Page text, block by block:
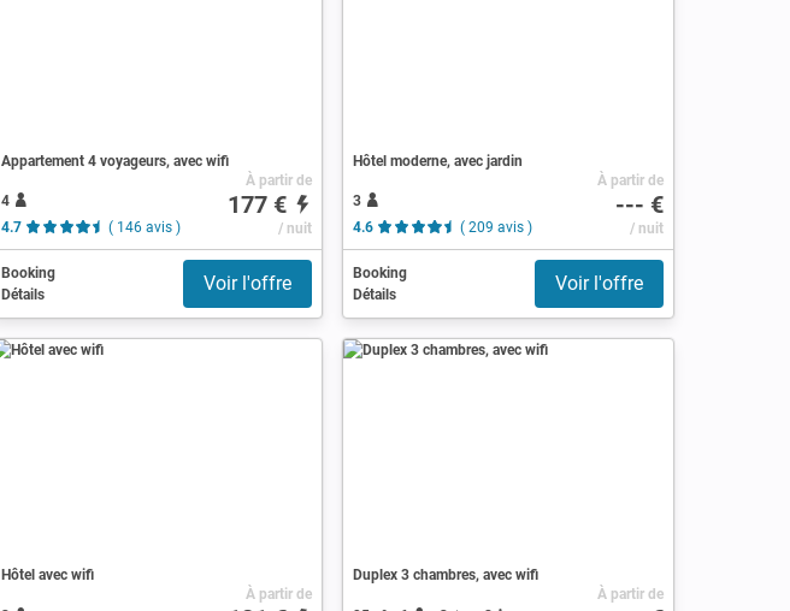
Appartement 4 voyageurs, avec wifi
4
4.7
( 146 avis )
À partir de
177 €
/ nuit
Booking
Détails
Voir l'offre
Hôtel moderne, avec jardin
3
4.6
( 209 avis )
À partir de
--- €
/ nuit
Booking
Détails
Voir l'offre
Hôtel avec wifi
À partir de
Duplex 3 chambres, avec wifi
À partir de